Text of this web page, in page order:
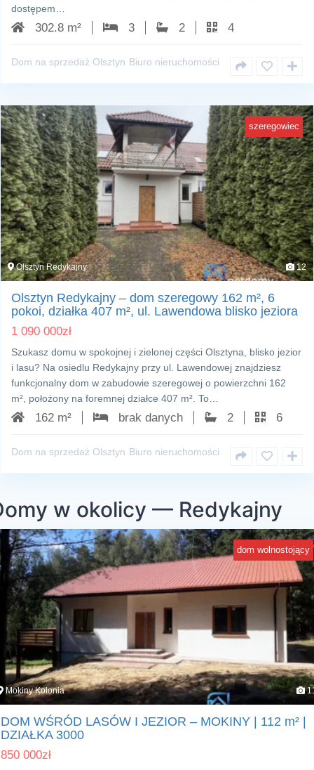
dostępem…
302.8 m² 3 2 4
Dom na sprzedaż Olsztyn Biuro nieruchomości
szeregowiec
Olsztyn Redykajny 12
Olsztyn Redykajny – dom szeregowy 162 m², 6
pokoi, działka 407 m², ul. Lawendowa blisko jeziora
1 090 000zł
Szukasz domu w spokojnej i zielonej części Olsztyna, blisko jezior
i lasu? Na osiedlu Redykajny przy ul. Lawendowej znajdziesz
funkcjonalny dom w zabudowie szeregowej o powierzchni 162
m², położony na foremnej działce 407 m². To…
162 m² brak danych 2 6
Dom na sprzedaż Olsztyn Biuro nieruchomości
w okolicy — Redykajny
dom wolnostojący
Mokiny Kolonia
DOM WŚRÓD LASÓW I JEZIOR – MOKINY | 112 m² |
DZIAŁKA 3000
850 000zł